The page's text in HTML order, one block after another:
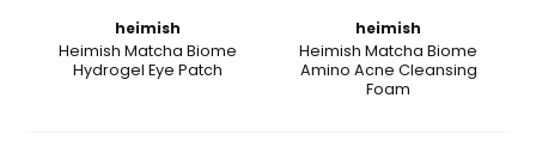
heimish
Heimish Matcha Biome
Hydrogel Eye Patch
heimish
Heimish Matcha Biome
Amino Acne Cleansing
Foam